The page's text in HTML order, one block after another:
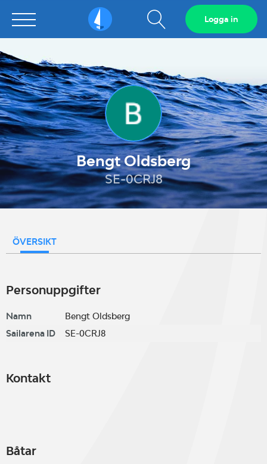
Sailarena Visa
sökfält
Logga in
Bengt Oldsberg
SE-0CRJ8
ÖVERSIKT
Personuppgifter
Namn
Bengt Oldsberg
Sailarena ID
SE-0CRJ8
Kontakt
Båtar